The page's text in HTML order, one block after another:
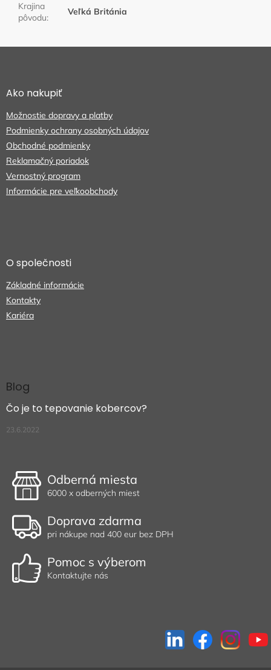
Krajina
pôvodu:
Veľká Británia
ä
e
Ako nakupiť
Možnostie dopravy a platby
Podmienky ochrany osobných údajov
Obchodné podmienky
Reklamačný poriadok
Vernostný program
Informácie pre veľkoobchody
O společnosti
Základné informácie
Kontakty
Kariéra
Blog
Čo je to tepovanie kobercov?
23.6.2022
Odberná miesta
6000 x odberných miest
Doprava zdarma
pri nákupe nad 400 eur bez DPH
Pomoc s výberom
Kontaktujte nás